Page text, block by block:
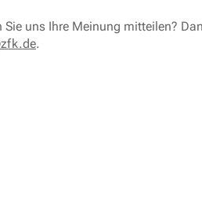
Sie uns Ihre Meinung mitteilen?
.